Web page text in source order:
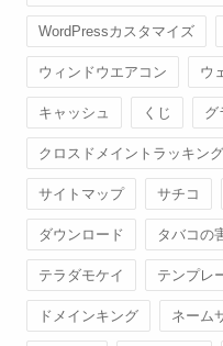
WordPressカスタマイズ
ウィンドウエアコン ウ
キャッシュ くじ グ
クロスドメイントラッキング
サイトマップ サチコ
ダウンロード タバコの
テラダモケイ テンプレ
ドメインキング ネーム